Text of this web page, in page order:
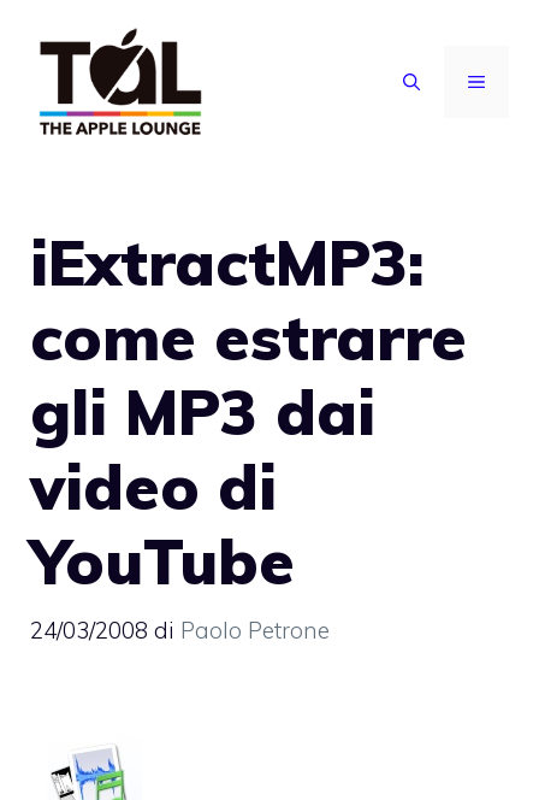
contenuto
MENU
iExtractMP3:
come estrarre
gli MP3 dai
video di
YouTube
24/03/2008 di Paolo Petrone